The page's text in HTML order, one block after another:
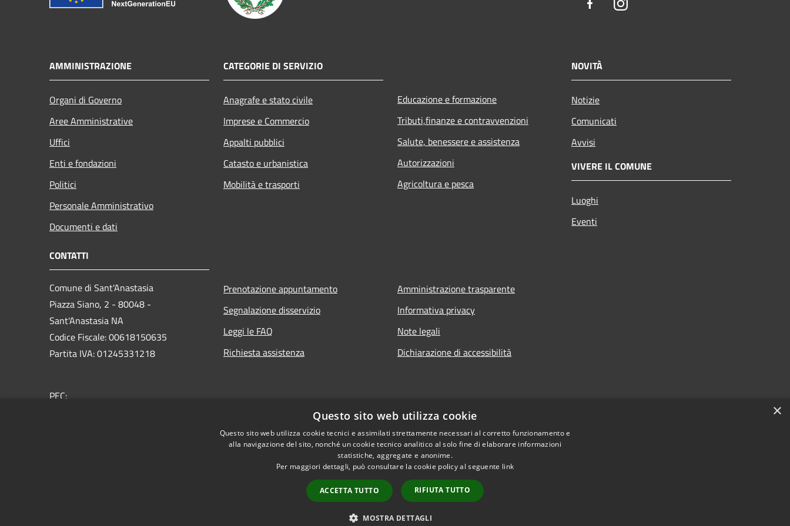
FacebookInstagram
AMMINISTRAZIONE
Organi di Governo
Aree Amministrative
Uffici
Enti e fondazioni
Politici
Personale Amministrativo
Documenti e dati
CATEGORIE DI SERVIZIO
Anagrafe e stato civile
Imprese e Commercio
Appalti pubblici
Catasto e urbanistica
Mobilità e trasporti
Educazione e formazione
Tributi,finanze e contravvenzioni
Salute, benessere e assistenza
Autorizzazioni
Agricoltura e pesca
NOVITÀ
Notizie
Comunicati
Avvisi
VIVERE IL COMUNE
Luoghi
Eventi
CONTATTI
Comune di Sant'Anastasia
Piazza Siano, 2 - 80048 -
Sant'Anastasia NA
Codice Fiscale: 00618150635
Partita IVA: 01245331218
PEC:
Prenotazione appuntamento
Segnalazione disservizio
Leggi le FAQ
Richiesta assistenza
Amministrazione trasparente
Informativa privacy
Note legali
Dichiarazione di accessibilità
Copyright © 2026 • Comune di Sant'Anastasia • Powered by
×
Questo sito web utilizza cookie
Questo sito web utilizza cookie tecnici e assimilati strettamente necessari al corretto funzionamento e
alla navigazione del sito, nonché un cookie tecnico analitico al solo fine di elaborare informazioni
statistiche, aggregate e anonime.
Per maggiori dettagli, può consultare la cookie policy al seguente link
ACCETTA TUTTO RIFIUTA TUTTO
MOSTRA DETTAGLI